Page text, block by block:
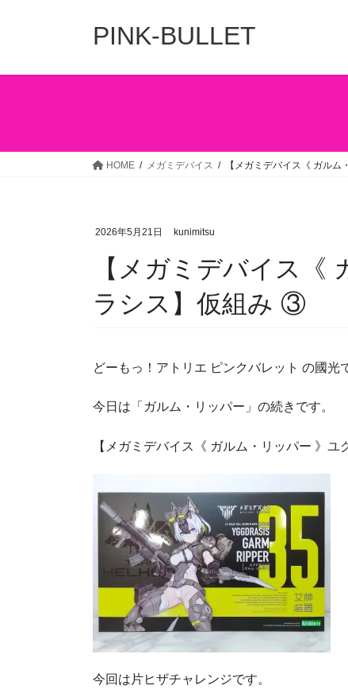
PINK-BULLET
HOME メガミデバイス 【メガミデバイス《 ガル
2026年5月21日 kunimitsu
【メガミデバイス《
ラシス】仮組み ③
どーもっ！アトリエ ピンクバレット の國光
今日は「ガルム・リッパー」の続きです。
【メガミデバイス《 ガルム・リッパー 》ユ
今回は片ヒザチャレンジです。